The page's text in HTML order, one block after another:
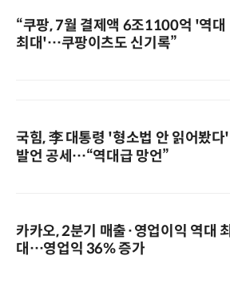
“쿠팡, 7월 결제액 6조1100억 '역대
최대'…쿠팡이츠도 신기록”
국힘, 李 대통령 '형소법 안 읽어봤다'
발언 공세…“역대급 망언”
카카오, 2분기 매출·영업이익 역대 최
대…영업익 36% 증가